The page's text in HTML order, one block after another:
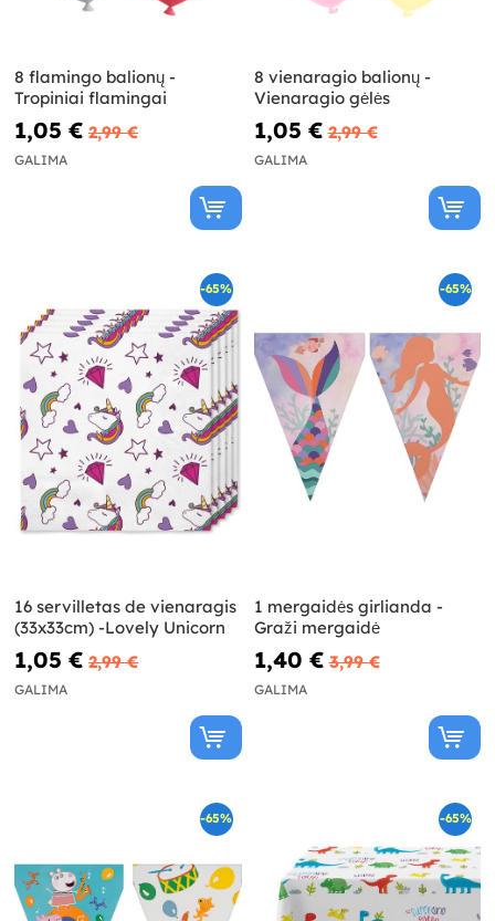
8 flamingo balionų -
Tropiniai flamingai
1,05 € 2,99 €
GALIMA
8 vienaragio balionų -
Vienaragio gėlės
1,05 € 2,99 €
GALIMA
-65%
16 servilletas de vienaragis
(33x33cm) -Lovely Unicorn
1,05 € 2,99 €
GALIMA
-65%
1 mergaidės girlianda -
Graži mergaidė
1,40 € 3,99 €
GALIMA
-65% -65%